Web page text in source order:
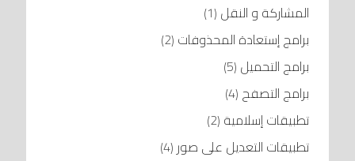
المشاركة و النقل (1)
برامج إستعادة المحذوفات (2)
برامج التحميل (5)
برامج التصفح (4)
تطبيقات إسلامية (2)
تطبيقات التعديل على صور (4)